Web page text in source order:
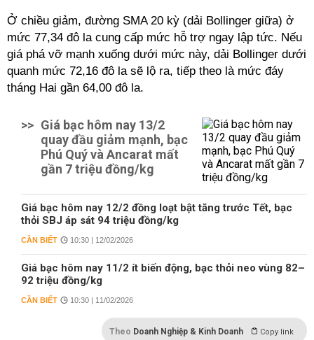
Ở chiều giảm, đường SMA 20 kỳ (dải Bollinger giữa) ở
mức 77,34 đô la cung cấp mức hỗ trợ ngay lập tức. Nếu
giá phá vỡ mạnh xuống dưới mức này, dải Bollinger dưới
quanh mức 72,16 đô la sẽ lộ ra, tiếp theo là mức đáy
tháng Hai gần 64,00 đô la.
>> Giá bạc hôm nay 13/2
quay đầu giảm mạnh, bạc
Phú Quý và Ancarat mất
gần 7 triệu đồng/kg
Giá bạc hôm nay 12/2 đồng loạt bật tăng trước Tết, bạc
thỏi SBJ áp sát 94 triệu đồng/kg
CẦN BIẾT 10:30 | 12/02/2026
Giá bạc hôm nay 11/2 ít biến động, bạc thỏi neo vùng 82–
92 triệu đồng/kg
CẦN BIẾT 10:30 | 11/02/2026
Theo Doanh Nghiệp & Kinh Doanh Copy link